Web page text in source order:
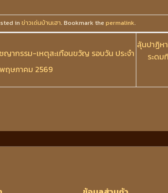
in ข่าวเด่นบ้านเฮา. Bookmark the permalink.
ญากรรม-เหตุสะเทือนขวัญ รอบวัน ประจำ
พฤษภาคม 2569
ลุ้นปาฏิห
ระดม